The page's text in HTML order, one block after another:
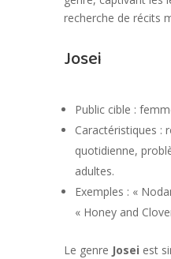
recherche de récits
Josei
Public cible :
Caractéristiques :
quotidienne,
adultes.
Exemples : «
« Honey and
Le genre Josei est